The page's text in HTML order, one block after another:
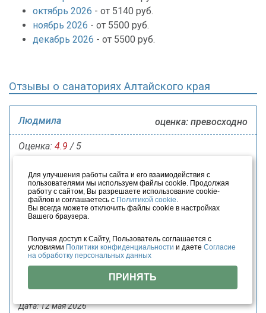
октябрь 2026 - от 5140 руб.
ноябрь 2026 - от 5500 руб.
декабрь 2026 - от 5500 руб.
Отзывы о санаториях Алтайского края
Людмила оценка: превосходно
Оценка: 4.9 / 5
курорта. Красивый парк для прогулок. Рядом магазины и
рынок. Персонал дружелюбный и гостеприимный.
Не понравилось:Номера немного уставшие. Не все
платные процедуры можно получить.
Совет:
Хороший вариант отдыха. Цены немного дешевле,
чем в других санаториях Белокурихи.
Отзыв о компании:Компания работает быстро.
Менеджеры помогли забронировать и оплатить путевку.
Всем довольны.
Дата: 12 мая 2026
Для улучшения работы сайта и его взаимодействия с
пользователями мы используем файлы cookie. Продолжая
работу с сайтом, Вы разрешаете использование cookie-
файлов и соглашаетесь с Политикой cookie.
Вы всегда можете отключить файлы cookie в настройках
Вашего браузера.
Получая доступ к Сайту, Пользователь соглашается с
условиями Политики конфиденциальности и даетеСогласие
на обработку персональных данных
ПРИНЯТЬ